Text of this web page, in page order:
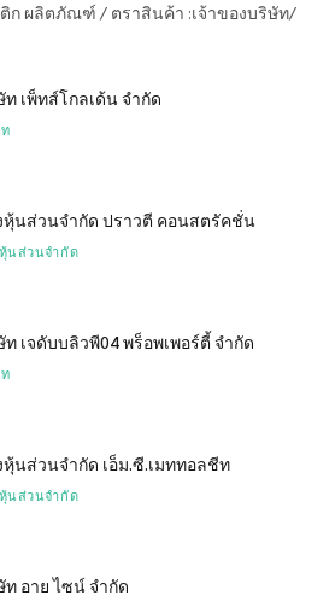
ผลิตภัณฑ์ / ตราสินค้า :เจ้าของบริษัท/
ท เพ็ทส์โกลเด้น จำกัด
หุ้นส่วนจำกัด ปราวตี คอนสตรัคชั่น
นส่วนจำกัด
ท เจดับบลิวพี04 พร็อพเพอร์ตี้ จำกัด
หุ้นส่วนจำกัด เอ็ม.ซี.เมททอลชีท
นส่วนจำกัด
ท อาย ไซน์ จำกัด